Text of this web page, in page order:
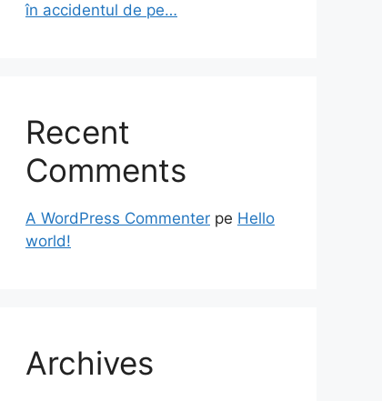
în accidentul de pe…
Recent
Comments
A WordPress Commenter pe Hello
world!
Archives